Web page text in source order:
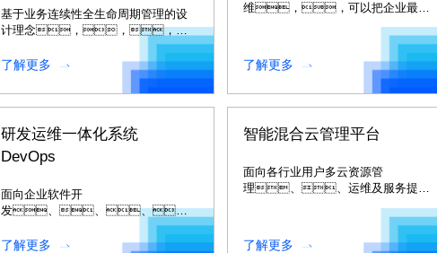
基于业务连续性全生命周期管理的设
计理念，，，采
台。。。。
了解更多
维，，可以把企业最佳
了解更多
研发运维一体化系统
DevOps
面向企业软件开
发、、、、
测试及部署全过程的一站式持续交付
平台。。。
了解更多
智能混合云管理平台
面向各行业用户多云资源管
理、、运维及服务提供
构异地异芯片多云资源的统一管
理。。。。
了解更多